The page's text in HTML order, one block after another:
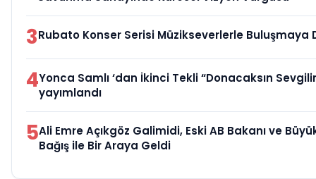
3Rubato Konser Serisi Müzikseverlerle Buluşmaya
4Yonca Samlı ‘dan İkinci Tekli “Donacaksın
yayımlandı
5Ali Emre Açıkgöz Galimidi, Eski AB Bakanı ve
Bağış ile Bir Araya Geldi